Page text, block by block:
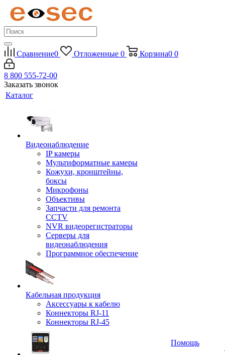
Сравнение0 Отложенные 0 Корзина0 0
8 800 555-72-00
Заказать звонок
Каталог
Видеонаблюдение
IP камеры
Мультиформатные камеры
Кожухи, кронштейны,
боксы
Микрофоны
Объективы
Запчасти для ремонта
CCTV
NVR видеорегистраторы
Серверы для
видеонаблюдения
Программное обеспечение
Кабельная продукция
Аксессуары к кабелю
Коннекторы RJ-11
Коннекторы RJ-45
Помощь